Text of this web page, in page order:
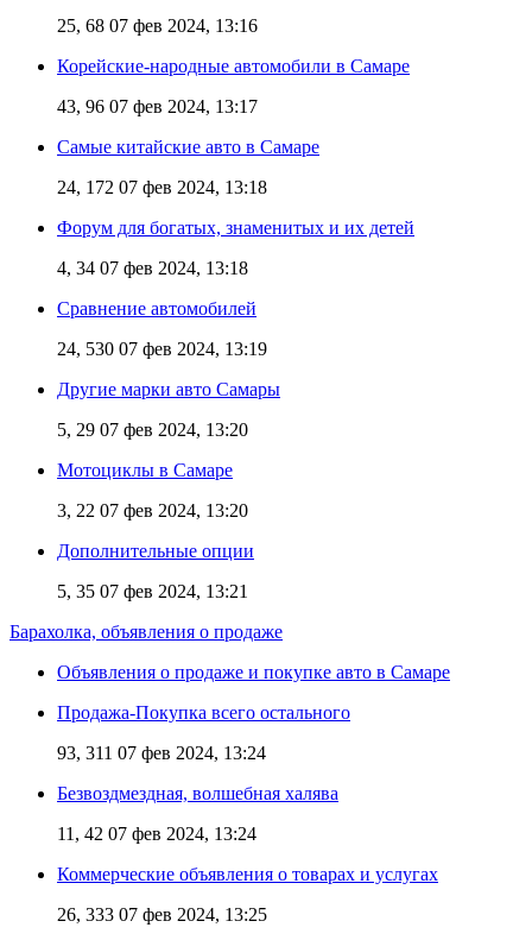
25, 68 07 фев 2024, 13:16
Корейские-народные автомобили в Самаре
43, 96 07 фев 2024, 13:17
Самые китайские авто в Самаре
24, 172 07 фев 2024, 13:18
Форум для богатых, знаменитых и их детей
4, 34 07 фев 2024, 13:18
Сравнение автомобилей
24, 530 07 фев 2024, 13:19
Другие марки авто Самары
5, 29 07 фев 2024, 13:20
Мотоциклы в Самаре
3, 22 07 фев 2024, 13:20
Дополнительные опции
5, 35 07 фев 2024, 13:21
Барахолка, объявления о продаже
Объявления о продаже и покупке авто в Самаре
Продажа-Покупка всего остального
93, 311 07 фев 2024, 13:24
Безвоздмездная, волшебная халява
11, 42 07 фев 2024, 13:24
Коммерческие объявления о товарах и услугах
26, 333 07 фев 2024, 13:25